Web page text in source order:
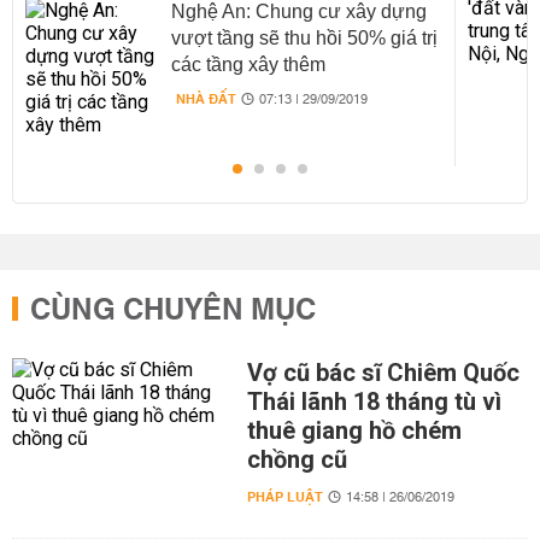
Nghệ An: Chung cư xây dựng
vượt tầng sẽ thu hồi 50% giá trị
các tầng xây thêm
NHÀ ĐẤT 07:13 | 29/09/2019
CÙNG CHUYÊN MỤC
Vợ cũ bác sĩ Chiêm Quốc
Thái lãnh 18 tháng tù vì
thuê giang hồ chém
chồng cũ
PHÁP LUẬT 14:58 | 26/06/2019